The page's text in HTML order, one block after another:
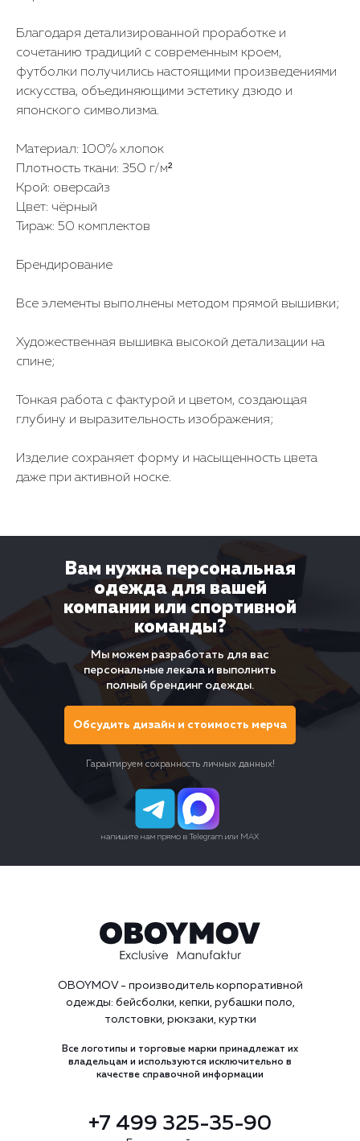
Благодаря детализированной проработке и
сочетанию традиций с современным кроем,
футболки получились настоящими произведениями
искусства, объединяющими эстетику дзюдо и
японского символизма.
Материал: 100% хлопок
Плотность ткани: 350 г/м²
Крой: оверсайз
Цвет: чёрный
Тираж: 50 комплектов
Брендирование
Все элементы выполнены методом прямой вышивки;
Художественная вышивка высокой детализации на
спине;
Тонкая работа с фактурой и цветом, создающая
глубину и выразительность изображения;
Изделие сохраняет форму и насыщенность цвета
даже при активной носке.
Вам нужна персональная
одежда для вашей
компании или спортивной
команды?
Мы можем разработать для вас
персональные лекала и выполнить
полный брендинг одежды.
Гарантируем сохранность личных данных!
напишите нам прямо в Telegram или MAX
Обсудить дизайн и стоимость мерча
Каталог
Оптовые заказы
Мерч на заказ в Москве
+7 499 325-35-90
Доставка
О компании
OBOYMOV - производитель корпоративной
одежды: бейсболки, кепки, рубашки поло,
толстовки, рюкзаки, куртки
Производство
Контакты
Все логотипы и торговые марки принадлежат их
владельцам и используются исключительно в
качестве справочной информации